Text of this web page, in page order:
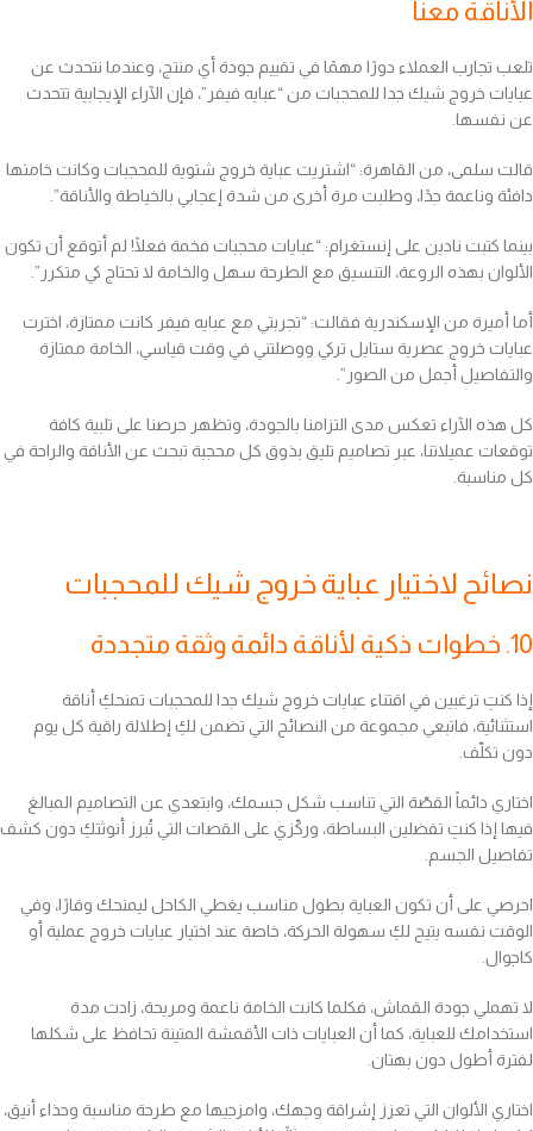
الأناقة معنا
تلعب تجارب العملاء دورًا مهمًا في تقييم جودة أي منتج، وعندما نتحدث عن
عبايات خروج شيك جدا للمحجبات من “عبايه فيفر”، فإن الآراء الإيجابية تتحدث
عن نفسها.
قالت سلمى، من القاهرة: “اشتريت عباية خروج شتوية للمحجبات وكانت خامتها
دافئة وناعمة جدًا، وطلبت مرة أخرى من شدة إعجابي بالخياطة والأناقة”.
بينما كتبت نادين على إنستغرام: “عبايات محجبات فخمة فعلًا! لم أتوقع أن تكون
الألوان بهذه الروعة، التنسيق مع الطرحة سهل والخامة لا تحتاج كي متكرر”.
أما أميرة من الإسكندرية فقالت: “تجربتي مع عبايه فيفر كانت ممتازة، اخترت
عبايات خروج عصرية ستايل تركي ووصلتني في وقت قياسي، الخامة ممتازة
والتفاصيل أجمل من الصور”.
كل هذه الآراء تعكس مدى التزامنا بالجودة، وتظهر حرصنا على تلبية كافة
توقعات عميلاتنا، عبر تصاميم تليق بذوق كل محجبة تبحث عن الأناقة والراحة في
كل مناسبة.
نصائح لاختيار عباية خروج شيك للمحجبات
10. خطوات ذكية لأناقة دائمة وثقة متجددة
إذا كنتِ ترغبين في اقتناء عبايات خروج شيك جدا للمحجبات تمنحكِ أناقة
استثنائية، فاتبعي مجموعة من النصائح التي تضمن لكِ إطلالة راقية كل يوم
دون تكلّف.
اختاري دائماً القصّة التي تناسب شكل جسمك، وابتعدي عن التصاميم المبالغ
فيها إذا كنتِ تفضلين البساطة، وركّزي على القصات التي تُبرز أنوثتكِ دون كشف
تفاصيل الجسم.
احرصي على أن تكون العباية بطول مناسب يغطي الكاحل ليمنحك وقارًا، وفي
الوقت نفسه يتيح لكِ سهولة الحركة، خاصة عند اختيار عبايات خروج عملية أو
كاجوال.
لا تهملي جودة القماش، فكلما كانت الخامة ناعمة ومريحة، زادت مدة
استخدامك للعباية، كما أن العبايات ذات الأقمشة المتينة تحافظ على شكلها
لفترة أطول دون بهتان.
اختاري الألوان التي تعزز إشراقة وجهك، وامزجيها مع طرحة مناسبة وحذاء أنيق،